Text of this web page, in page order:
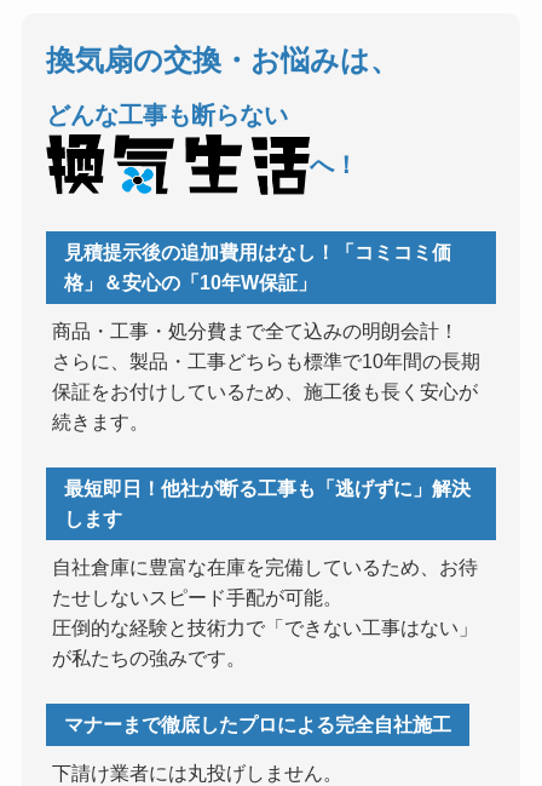
換気扇の交換・お悩みは、
どんな工事も断らない
へ！
見積提示後の追加費用はなし！「コミコミ価
格」＆安心の「10年W保証」
商品・工事・処分費まで全て込みの明朗会計！
さらに、製品・工事どちらも標準で10年間の長期
保証をお付けしているため、施工後も長く安心が
続きます。
最短即日！他社が断る工事も「逃げずに」解決
します
自社倉庫に豊富な在庫を完備しているため、お待
たせしないスピード手配が可能。
圧倒的な経験と技術力で「できない工事はない」
が私たちの強みです。
マナーまで徹底したプロによる完全自社施工
下請け業者には丸投げしません。